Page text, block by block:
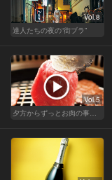
Vol.8
達人たちの夜の“街ブラ”
Vol.5
夕方からずっとお肉の事を考えてる貴方へ